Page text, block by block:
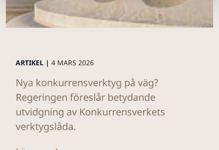
ARTIKEL | 4 MARS 2026
Nya konkurrensverktyg på väg?
Regeringen föreslår betydande
utvidgning av Konkurrensverkets
verktygslåda.